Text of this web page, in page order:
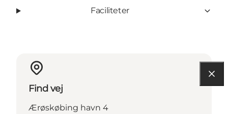
Faciliteter
Find vej
Ærøskøbing havn 4